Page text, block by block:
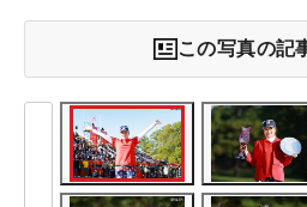
この写真の記